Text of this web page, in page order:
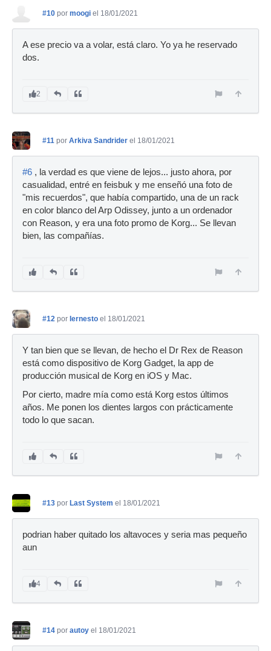
#10 por moogi el 18/01/2021
A ese precio va a volar, está claro. Yo ya he reservado
dos.
2
#11 por Arkiva Sandrider el 18/01/2021
#6 , la verdad es que viene de lejos... justo ahora, por
casualidad, entré en feisbuk y me enseñó una foto de
"mis recuerdos", que había compartido, una de un rack
en color blanco del Arp Odissey, junto a un ordenador
con Reason, y era una foto promo de Korg... Se llevan
bien, las compañías.
#12 por Iernesto el 18/01/2021
Y tan bien que se llevan, de hecho el Dr Rex de Reason
está como dispositivo de Korg Gadget, la app de
producción musical de Korg en iOS y Mac.
Por cierto, madre mía como está Korg estos últimos
años. Me ponen los dientes largos con prácticamente
todo lo que sacan.
#13 por Last System el 18/01/2021
podrian haber quitado los altavoces y seria mas pequeño
aun
4
#14 por autoy el 18/01/2021